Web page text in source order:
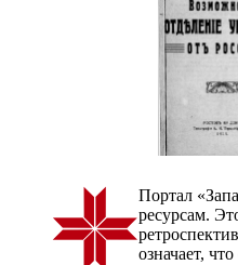
Портал
ресурсам.
означает,